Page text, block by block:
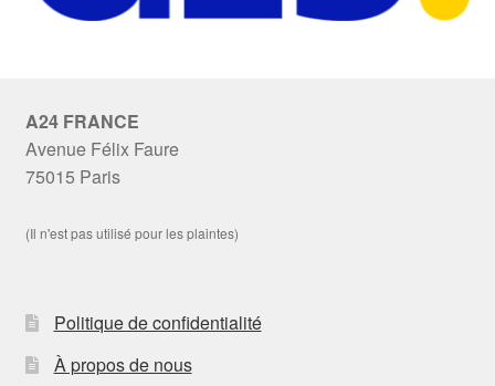
A24 FRANCE
Avenue Félix Faure
75015 Paris
(Il n'est pas utilisé pour les plaintes)
Politique de confidentialité
À propos de nous